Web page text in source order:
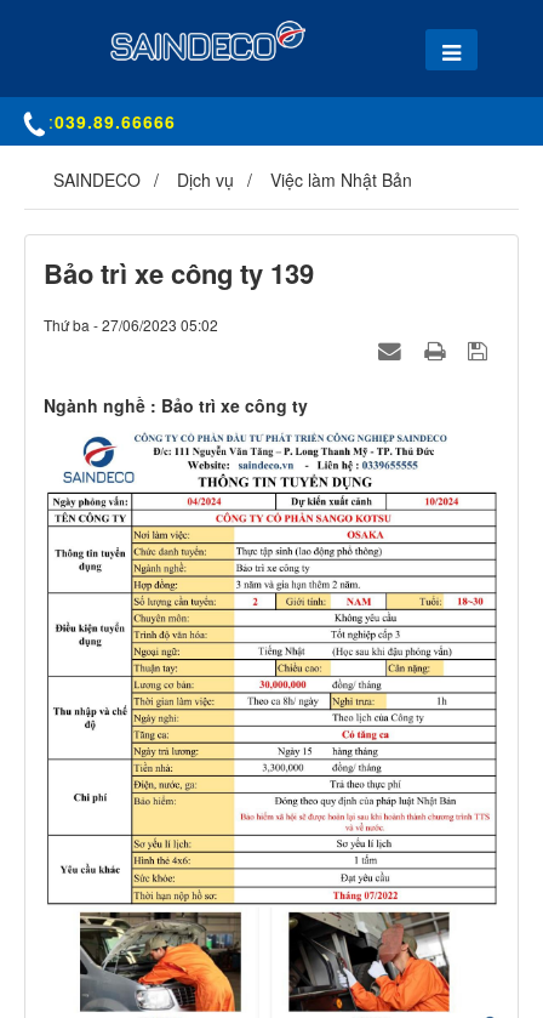
:039.89.66666
SAINDECO Dịch vụ Việc làm Nhật Bản
Bảo trì xe công ty 139
Thứ ba - 27/06/2023 05:02
Ngành nghề : Bảo trì xe công ty